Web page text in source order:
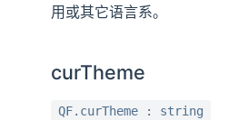
用或其它语言系。
curTheme
QF.curTheme : string